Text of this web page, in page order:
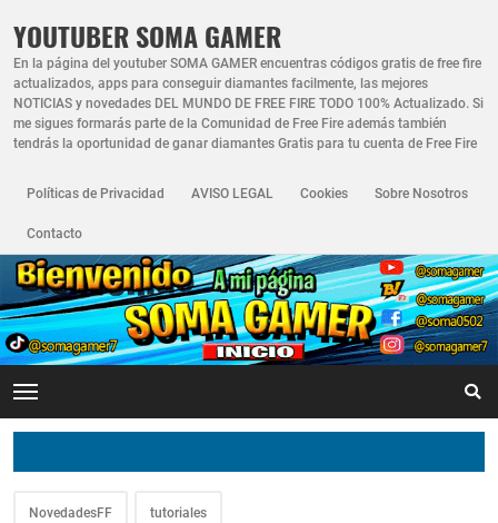
YOUTUBER SOMA GAMER
En la página del youtuber SOMA GAMER encuentras códigos gratis de free fire
actualizados, apps para conseguir diamantes facilmente, las mejores
NOTICIAS y novedades DEL MUNDO DE FREE FIRE TODO 100% Actualizado. Si
me sigues formarás parte de la Comunidad de Free Fire además también
tendrás la oportunidad de ganar diamantes Gratis para tu cuenta de Free Fire
Políticas de Privacidad AVISO LEGAL Cookies Sobre Nosotros
Contacto
NovedadesFF tutoriales